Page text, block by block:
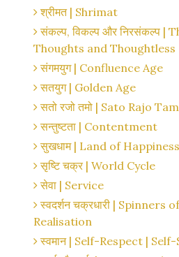
श्रीमत | Shrimat
संकल्प, विकल्प और निरसंकल्प |
Thoughts and Thoughtless
संगमयुग | Confluence Age
सतयुग | Golden Age
सतो रजो तमो | Sato Rajo
सन्तुष्टता | Contentment
सुखधाम | Land of Happiness
सृष्टि चक्र | World Cycle
सेवा | Service
स्वदर्शन चक्रधारी |
Realisation
स्वमान | Self-Respect |